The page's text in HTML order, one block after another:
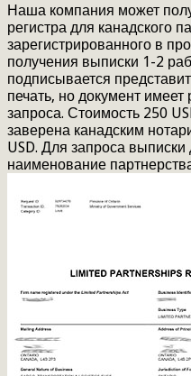
Наша компания может
регистра для канадского
зарегистрированного в
получения выписки 1-2
подписывается
печать, но документ имеет
запроса. Стоимость 250
заверена канадским
USD. Для запроса выписки
наименование